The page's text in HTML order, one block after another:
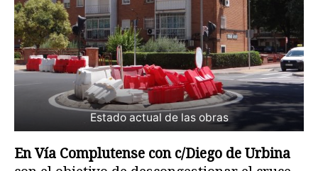
Estado actual de las obras
En Vía Complutense con c/Diego de Urbina